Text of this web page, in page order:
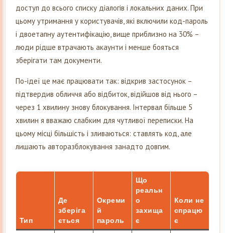
доступ до всього списку діалогів і локальних даних. При
цьому утримання у користувачів, які включили код-пароль
і двоетапну аутентифікацію, вищe приблизно на 30% –
люди рідше втрачають акаунти і менше бояться
зберігати там документи.
По-ідеї це має працювати так: відкрив застосунок –
підтвердив обличчя або відбиток, відійшов від нього –
через 1 хвилину знову блокування. Інтервал більше 5
хвилин я вважаю слабким для чутливої переписки. На
цьому місці більшість і зливаються: ставлять код, але
лишають авторазблокування занадто довгим.
Тип
Де
зберіга
ється
Окреми
й
пароль
Що
реальн
о
захища
є
Коли не
спрацю
є